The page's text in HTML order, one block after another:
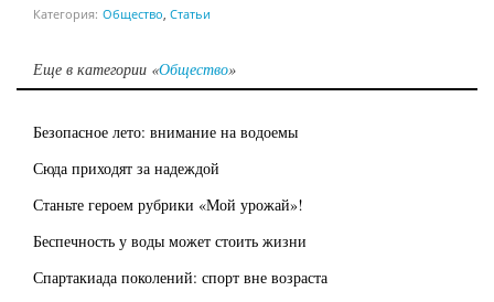
Категория: Общество, Статьи
Еще в категории «Общество»
Безопасное лето: внимание на водоемы
Сюда приходят за надеждой
Станьте героем рубрики «Мой урожай»!
Беспечность у воды может стоить жизни
Спартакиада поколений: спорт вне возраста